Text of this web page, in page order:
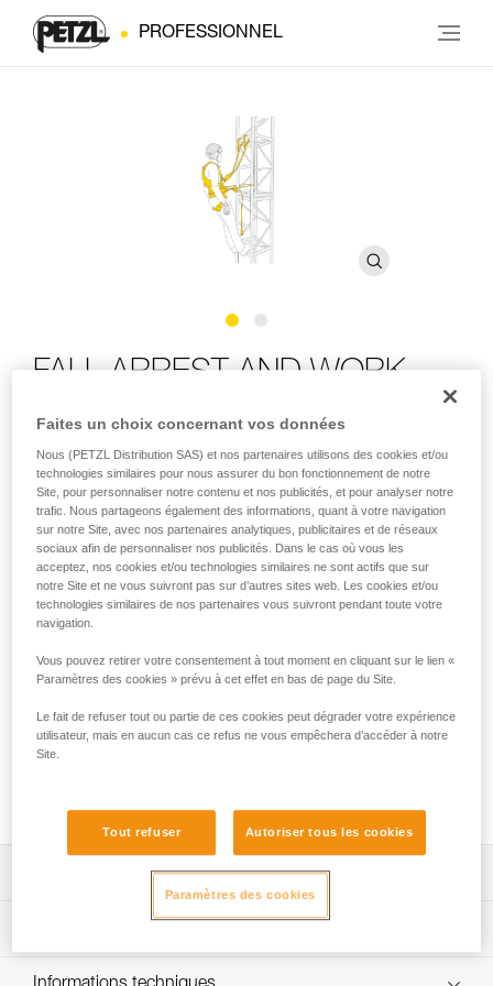
PROFESSIONNEL
FALL ARREST AND WORK
POSITIONING KIT
Kit pour la protection contre les chutes et le maintien au
travail avec harnais VOLT, longe ABSORBICA-Y 150 MGO
et GRILLON HOOK
FALL ARREST AND WORK POSITIONING KIT est un kit prêt
à l'emploi conçu pour la protection contre les chutes et le
positionnement au poste de travail. Il est adapté aux travaux
en hauteur nécessitant une connexion aux structures
kit contient un harnais d'antichute et de maintien au travail
VOLT, une longe double avec absorbeur d'énergie
ABSORBICA-Y de 150 cm avec connecteurs à grande
ouverture MGO, une longe réglable de maintien au travail
GRILLON HOOK de 2 mètres, un mousqueton OK TRIACT-
Simple à utiliser et efficace :
Spécifications référence(s)
Faites un choix concernant vos données
Nous (PETZL Distribution SAS) et nos partenaires utilisons des cookies et/ou
technologies similaires pour nous assurer du bon fonctionnement de notre
Site, pour personnaliser notre contenu et nos publicités, et pour analyser notre
trafic. Nous partageons également des informations, quant à votre navigation
sur notre Site, avec nos partenaires analytiques, publicitaires et de réseaux
sociaux afin de personnaliser nos publicités. Dans le cas où vous les
acceptez, nos cookies et/ou technologies similaires ne sont actifs que sur
notre Site et ne vous suivront pas sur d’autres sites web. Les cookies et/ou
technologies similaires de nos partenaires vous suivront pendant toute votre
navigation.
Vous pouvez retirer votre consentement à tout moment en cliquant sur le lien «
Paramètres des cookies » prévu à cet effet en bas de page du Site.
Le fait de refuser tout ou partie de ces cookies peut dégrader votre expérience
utilisateur, mais en aucun cas ce refus ne vous empêchera d’accéder à notre
Site.
Tout refuser Autoriser tous les cookies
Paramètres des cookies